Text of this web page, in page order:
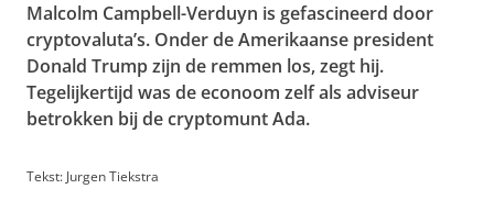
Malcolm Campbell-Verduyn is gefascineerd door
cryptovaluta’s. Onder de Amerikaanse president
Donald Trump zijn de remmen los, zegt hij.
Tegelijkertijd was de econoom zelf als adviseur
betrokken bij de cryptomunt Ada.
Tekst: Jurgen Tiekstra